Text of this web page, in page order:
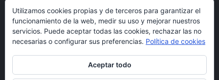
Luminaria Mueble auxiliar alto Muebles de baño Papeleras
Termo-productos de leña TermoChimeneas de Pellets
TermoEstufas de Pellets Toalleros eléctricos secatoallas
Utilizamos cookies propias y de terceros para garantizar el
funcionamiento de la web, medir su uso y mejorar nuestros
servicios. Puede aceptar todas las cookies, rechazar las no
necesarias o configurar sus preferencias. Política de cookies
Aceptar todo